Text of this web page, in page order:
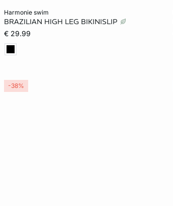
harmonie swim
BRAZILIAN HIGH LEG BIKINISLIP
€ 29.99
-38%